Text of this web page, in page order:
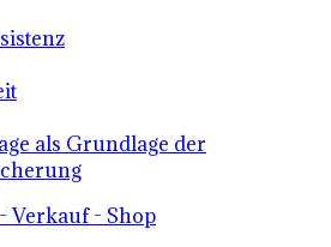
als Grundlage der
Verkauf - Shop